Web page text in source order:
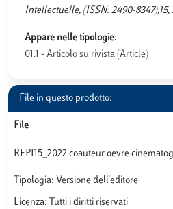
Intellectuelle, (ISSN: 2490-8347),15,
Appare nelle tipologie:
01.1 - Articolo su rivista (Article)
File in questo prodotto:
File
RFPI15_2022 coauteur oevre
Tipologia: Versione dell'editore
Licenza: Tutti i diritti riservati